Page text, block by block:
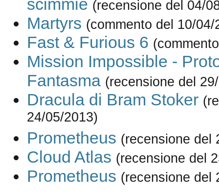
scimmie (recensione del 04/
Martyrs (commento del 10/04/
Fast & Furious 6
Mission Impossible -
Fantasma (recensione del
Dracula di Bram Stoker
24/05/2013)
Prometheus (recensione del
Cloud Atlas (recensione del
Prometheus (recensione del